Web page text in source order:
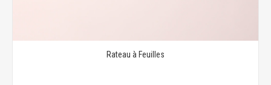
Rateau à Feuilles